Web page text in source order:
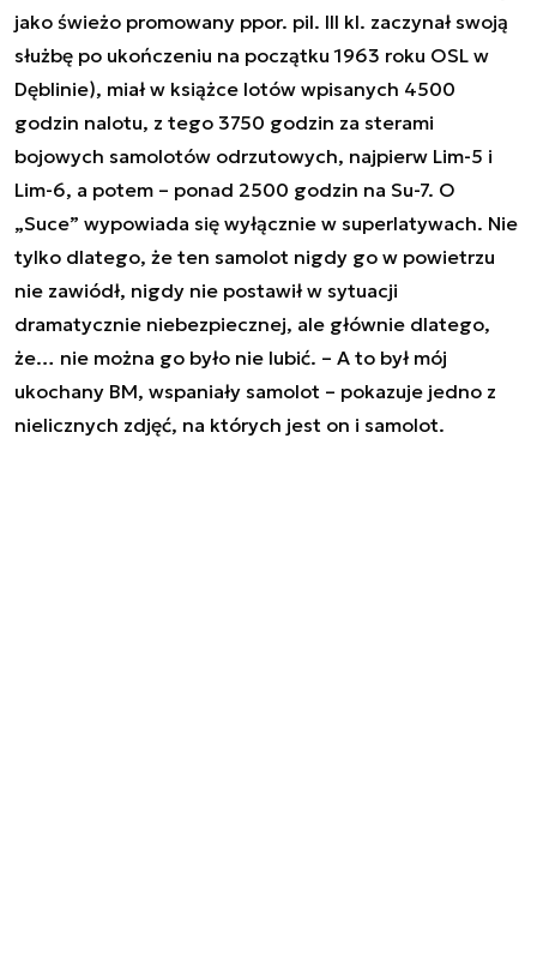
jako świeżo promowany ppor. pil. III kl. zaczynał swoją
służbę po ukończeniu na początku 1963 roku OSL w
Dęblinie), miał w książce lotów wpisanych 4500
godzin nalotu, z tego 3750 godzin za sterami
bojowych samolotów odrzutowych, najpierw Lim-5 i
Lim-6, a potem – ponad 2500 godzin na Su-7. O
„Suce” wypowiada się wyłącznie w superlatywach. Nie
tylko dlatego, że ten samolot nigdy go w powietrzu
nie zawiódł, nigdy nie postawił w sytuacji
dramatycznie niebezpiecznej, ale głównie dlatego,
że… nie można go było nie lubić. – A to był mój
ukochany BM, wspaniały samolot – pokazuje jedno z
nielicznych zdjęć, na których jest on i samolot.